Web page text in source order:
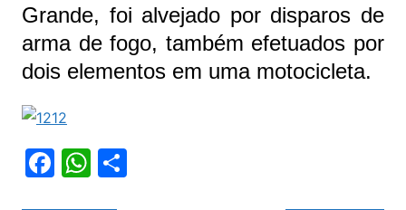
Grande, foi alvejado por disparos de
arma de fogo, também efetuados por
dois elementos em uma motocicleta.
F W S